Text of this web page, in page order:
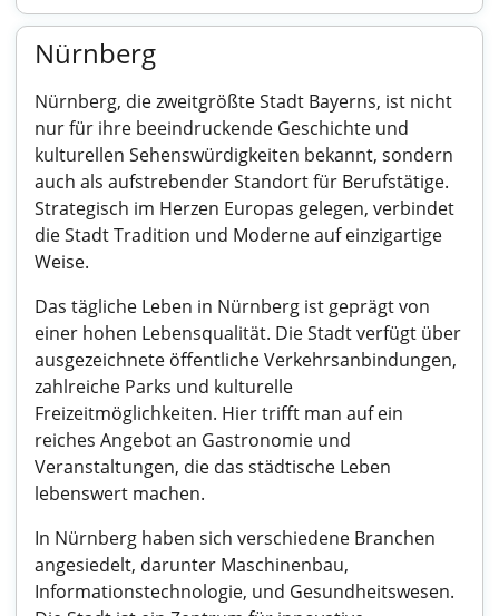
Nürnberg
Nürnberg, die zweitgrößte Stadt Bayerns, ist nicht
nur für ihre beeindruckende Geschichte und
kulturellen Sehenswürdigkeiten bekannt, sondern
auch als aufstrebender Standort für Berufstätige.
Strategisch im Herzen Europas gelegen, verbindet
die Stadt Tradition und Moderne auf einzigartige
Weise.
Das tägliche Leben in Nürnberg ist geprägt von
einer hohen Lebensqualität. Die Stadt verfügt über
ausgezeichnete öffentliche Verkehrsanbindungen,
zahlreiche Parks und kulturelle
Freizeitmöglichkeiten. Hier trifft man auf ein
reiches Angebot an Gastronomie und
Veranstaltungen, die das städtische Leben
lebenswert machen.
In Nürnberg haben sich verschiedene Branchen
angesiedelt, darunter Maschinenbau,
Informationstechnologie, und Gesundheitswesen.